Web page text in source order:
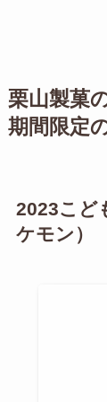
栗山製菓
期間限定
2023こど
ケモン）